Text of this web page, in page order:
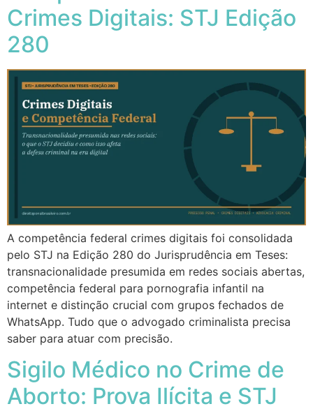
Crimes Digitais: STJ Edição
280
A competência federal crimes digitais foi consolidada
pelo STJ na Edição 280 do Jurisprudência em Teses:
transnacionalidade presumida em redes sociais abertas,
competência federal para pornografia infantil na
internet e distinção crucial com grupos fechados de
WhatsApp. Tudo que o advogado criminalista precisa
saber para atuar com precisão.
Sigilo Médico no Crime de
Aborto: Prova Ilícita e STJ